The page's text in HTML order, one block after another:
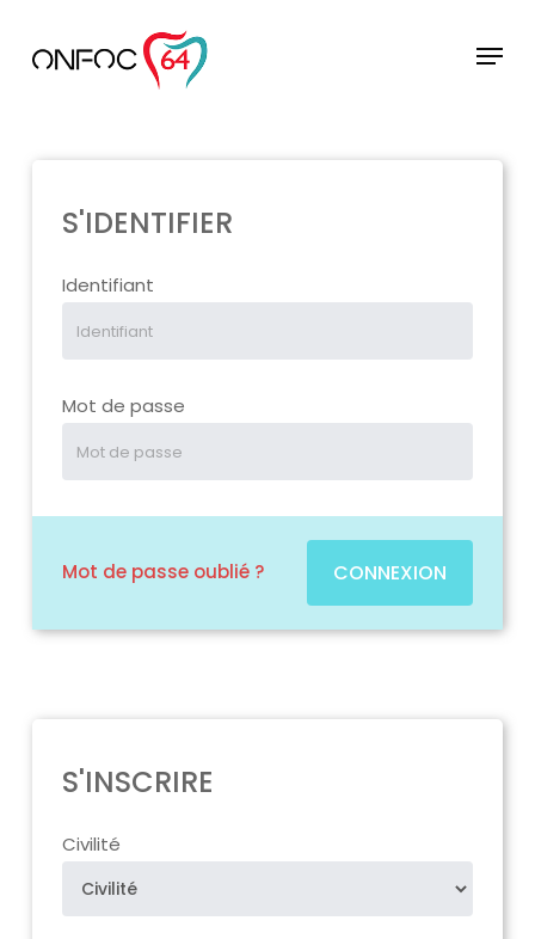
main
content
Menu
S'IDENTIFIER
Identifiant
Mot de passe
Mot de passe oublié ? CONNEXION
S'INSCRIRE
Civilité
Close